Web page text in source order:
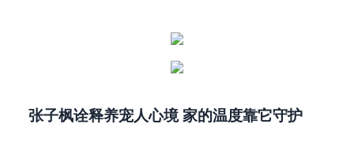
张子枫诠释养宠人心境 家的温度靠它守护